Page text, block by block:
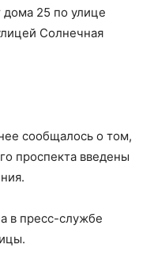
25 по улице
Солнечная
сообщалось о том,
проспекта введены
в пресс-службе